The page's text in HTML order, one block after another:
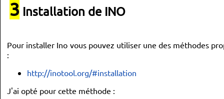
3 Installation de INO
Pour installer Ino vous pouvez utiliser une des méthodes
:
http://inotool.org/#installation
J'ai opté pour cette méthode :